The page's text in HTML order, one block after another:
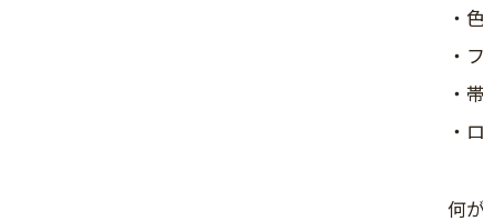
・
・
・
・
何